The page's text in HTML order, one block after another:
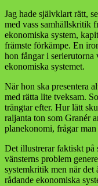
Jag hade självklart rätt,
med vass samhällskritik
ekonomiska system,
främste förkämpe. En
hon fångar i serierutorna
ekonomiska systemet.
När hon ska presentera
med rätta lite tveksam.
trängtar efter. Hur lätt
raljanta ton som Granér
planekonomi, frågar man
Det illustrerar faktiskt på
vänsterns problem
systemkritik men när det
rådande ekonomiska